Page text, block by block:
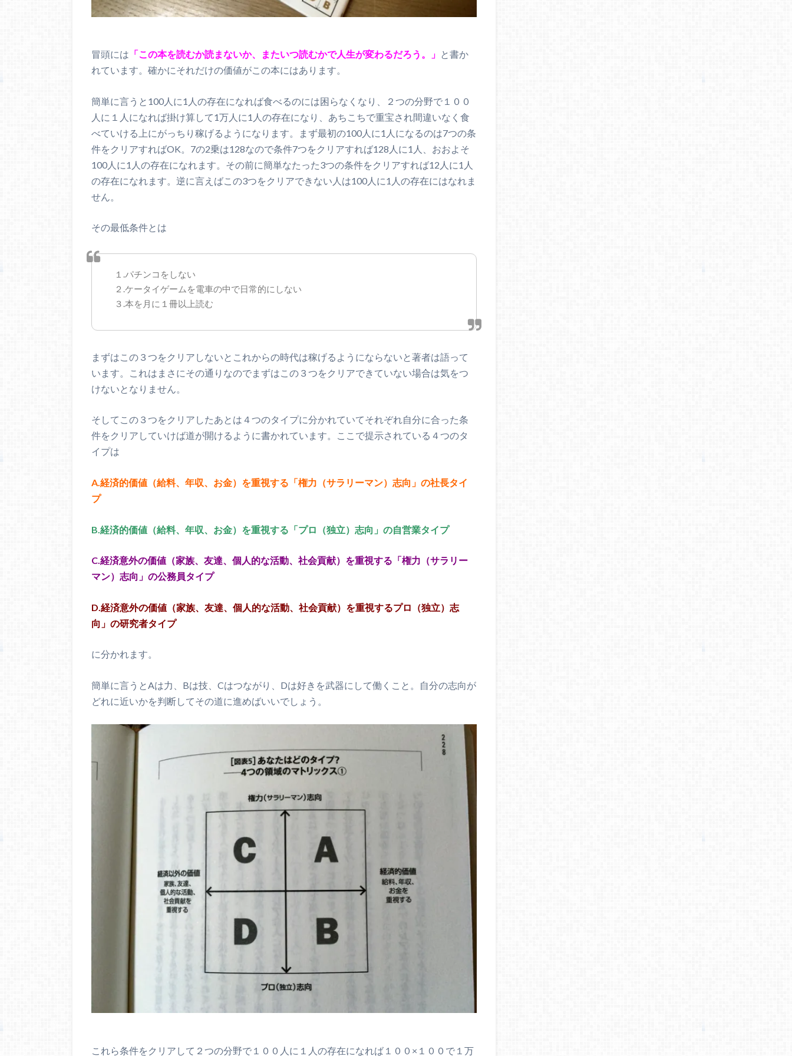
冒頭には 「この本を読むか読まないか、またいつ読むかで人生が変わるだろう。」 と書か
れています。確かにそれだけの価値がこの本にはあります。
簡単に言うと100人に1人の存在になれば食べるのには困らなくなり、２つの分野で１００
人に１人になれば掛け算して1万人に1人の存在になり、あちこちで重宝され間違いなく食
べていける上にがっちり稼げるようになります。まず最初の100人に1人になるのは7つの条
件をクリアすればOK。7の2乗は128なので条件7つをクリアすれば128人に1人、おおよそ
100人に1人の存在になれます。その前に簡単なたった3つの条件をクリアすれば12人に1人
の存在になれます。逆に言えばこの3つをクリアできない人は100人に1人の存在にはなれま
せん。
その最低条件とは
１.パチンコをしない
２.ケータイゲームを電車の中で日常的にしない
３.本を月に１冊以上読む
まずはこの３つをクリアしないとこれからの時代は稼げるようにならないと著者は語って
います。これはまさにその通りなのでまずはこの３つをクリアできていない場合は気をつ
けないとなりません。
そしてこの３つをクリアしたあとは４つのタイプに分かれていてそれぞれ自分に合った条
件をクリアしていけば道が開けるように書かれています。ここで提示されている４つのタ
イプは
A.経済的価値（給料、年収、お金）を重視する「権力（サラリーマン）志向」の社長タイ
プ
B.経済的価値（給料、年収、お金）を重視する「プロ（独立）志向」の自営業タイプ
C.経済意外の価値（家族、友達、個人的な活動、社会貢献）を重視する「権力（サラリー
マン）志向」の公務員タイプ
D.経済意外の価値（家族、友達、個人的な活動、社会貢献）を重視するプロ（独立）志
向」の研究者タイプ
に分かれます。
簡単に言うとAは力、Bは技、Cはつながり、Dは好きを武器にして働くこと。自分の志向が
どれに近いかを判断してその道に進めばいいでしょう。
これら条件をクリアして２つの分野で１００人に１人の存在になれば１００×１００で１万